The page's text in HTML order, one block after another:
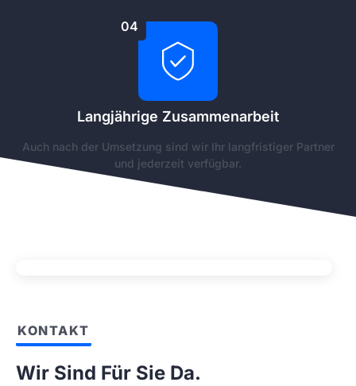
04
Langjährige Zusammenarbeit
Auch nach der Umsetzung sind wir Ihr langfristiger Partner
und jederzeit verfügbar.
KONTAKT
Wir Sind Für Sie Da.